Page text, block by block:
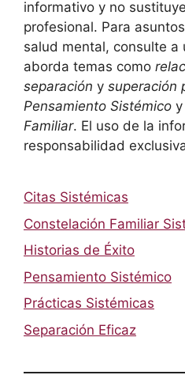
informativo y no
profesional. Para
salud mental, consulte a
aborda temas como
separación y superación
Pensamiento Sistémico y
Familiar. El uso de la
responsabilidad
Citas Sistémicas
Constelación Familiar
Historias de Éxito
Pensamiento Sistémico
Prácticas Sistémicas
Separación Eficaz